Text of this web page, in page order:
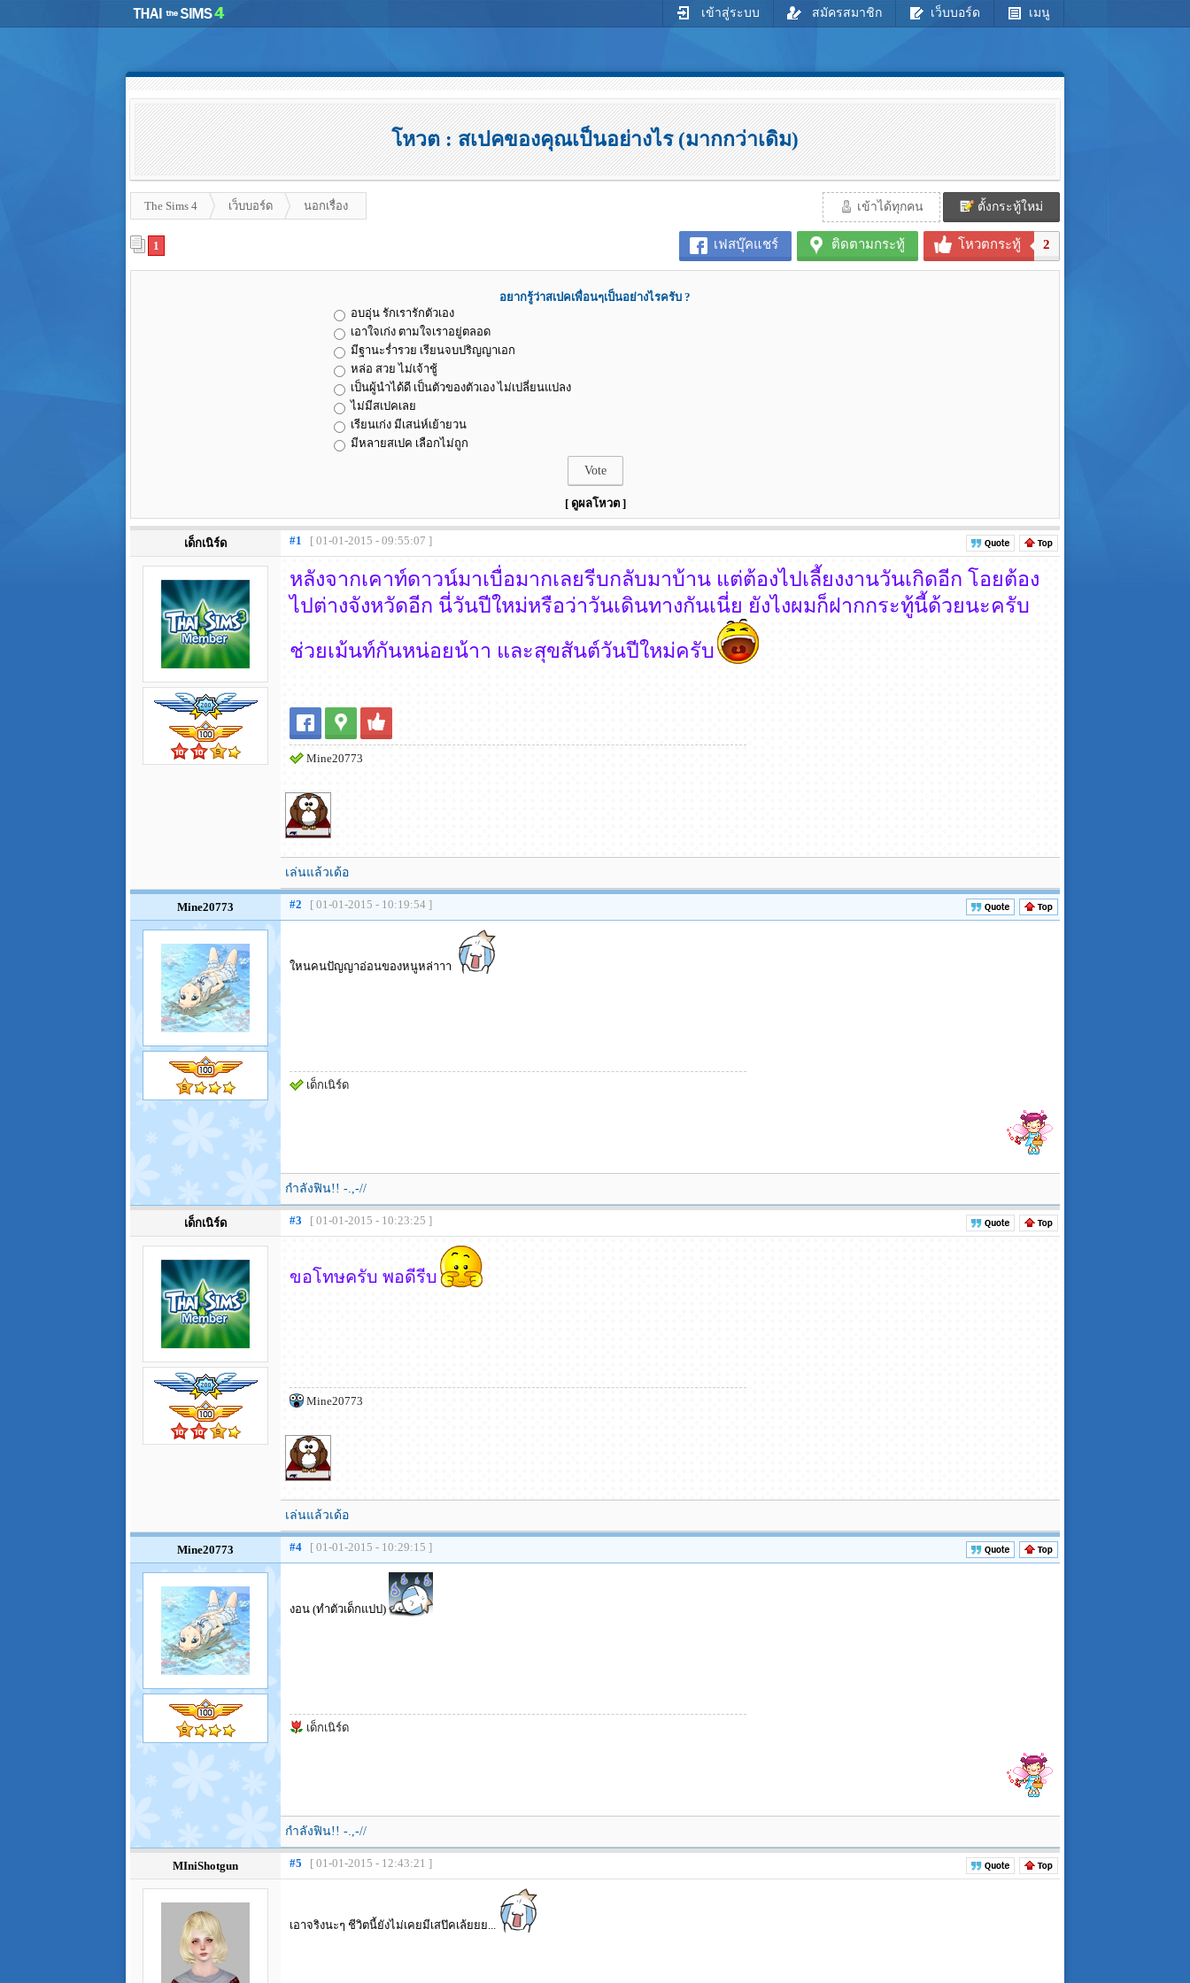
เข้าสู่ระบบ สมัครสมาชิก เว็บบอร์ด เมนู
โหวต : สเปคของคุณเป็นอย่างไร (มากกว่าเดิม)
The Sims 4 เว็บบอร์ด นอกเรื่อง เข้าได้ทุกคน ตั้งกระทู้ใหม่
เฟสบุ๊คแชร์ ติดตามกระทู้ โหวตกระทู้ 2
1
อยากรู้ว่าสเปคเพื่อนๆเป็นอย่างไรครับ ?
อบอุ่น รักเรารักตัวเอง
เอาใจเก่ง ตามใจเราอยู่ตลอด
มีฐานะรํ่ารวย เรียนจบปริญญาเอก
หล่อ สวย ไม่เจ้าชู้
เป็นผู้นำได้ดี เป็นตัวของตัวเอง ไม่เปลี่ยนแปลง
ไม่มีสเปคเลย
เรียนเก่ง มีเสน่ห์เย้ายวน
มีหลายสเปค เลือกไม่ถูก
[ ดูผลโหวต ]
เด็กเนิร์ด #1 [ 01-01-2015 - 09:55:07 ]
หลังจากเคาท์ดาวน์มาเบื่อมากเลยรีบกลับมาบ้าน แต่ต้องไปเลี้ยงงานวันเกิดอีก โอยต้อง
ไปต่างจังหวัดอีก นี่วันปีใหม่หรือว่าวันเดินทางกันเนี่ย ยังไงผมก็ฝากกระทู้นี้ด้วยนะครับ
ช่วยเม้นท์กันหน่อยน้าา และสุขสันต์วันปีใหม่ครับ
Mine20773
เล่นแล้วเด้อ
Mine20773 #2 [ 01-01-2015 - 10:19:54 ]
ใหนคนปัญญาอ่อนของหนูหล่าาา
เด็กเนิร์ด
กำลังฟิน!! -.,-//
เด็กเนิร์ด #3 [ 01-01-2015 - 10:23:25 ]
ขอโทษครับ พอดีรีบ
Mine20773
เล่นแล้วเด้อ
Mine20773 #4 [ 01-01-2015 - 10:29:15 ]
งอน (ทำตัวเด็กแปป)
เด็กเนิร์ด
กำลังฟิน!! -.,-//
MIniShotgun #5 [ 01-01-2015 - 12:43:21 ]
เอาจริงนะๆ ชีวิตนี้ยังไม่เคยมีเสป๊คเล้ยยย...